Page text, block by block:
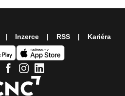
Inzerce RSS Kariéra